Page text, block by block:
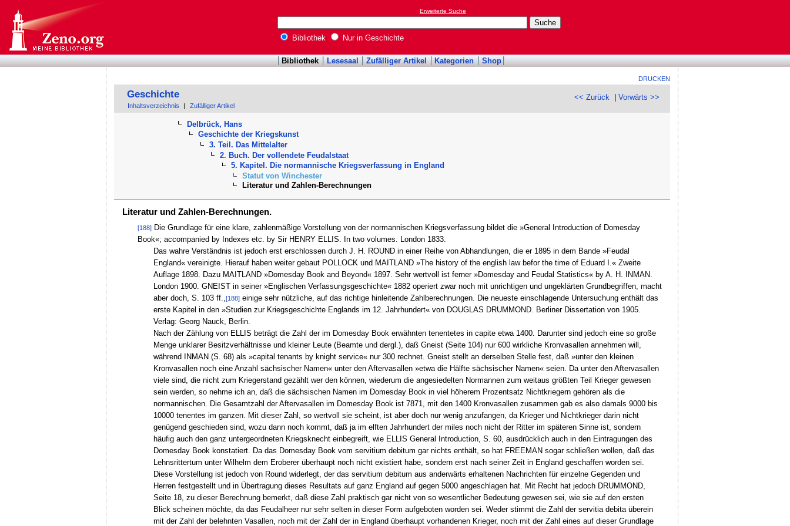
Erweiterte Suche
Bibliothek Nur in Geschichte
Bibliothek Lesesaal Zufälliger Artikel Kategorien Shop
DRUCKEN
<< Zurück |Vorwärts >>
Geschichte
Inhaltsverzeichnis Zufälliger Artikel
Delbrück, Hans
Geschichte der Kriegskunst
3. Teil. Das Mittelalter
2. Buch. Der vollendete Feudalstaat
5. Kapitel. Die normannische Kriegsverfassung in England
Statut von Winchester
Literatur und Zahlen-Berechnungen
Literatur und Zahlen-Berechnungen.
[188] Die Grundlage für eine klare, zahlenmäßige Vorstellung von der normannischen Kriegsverfassung bildet die »General Introduction of Domesday
Book«; accompanied by Indexes etc. by Sir HENRY ELLIS. In two volumes. London 1833.
Das wahre Verständnis ist jedoch erst erschlossen durch J. H. ROUND in einer Reihe von Abhandlungen, die er 1895 in dem Bande »Feudal
England« vereinigte. Hierauf haben weiter gebaut POLLOCK und MAITLAND »The history of the english law befor the time of Eduard I.« Zweite
Auflage 1898. Dazu MAITLAND »Domesday Book and Beyond« 1897. Sehr wertvoll ist ferner »Domesday and Feudal Statistics« by A. H. INMAN.
London 1900. GNEIST in seiner »Englischen Verfassungsgeschichte« 1882 operiert zwar noch mit unrichtigen und ungeklärten Grundbegriffen, macht
aber doch, S. 103 ff.,
[188]einige sehr nützliche, auf das richtige hinleitende Zahlberechnungen. Die neueste einschlagende Untersuchung enthält das
erste Kapitel in den »Studien zur Kriegsgeschichte Englands im 12. Jahrhundert« von DOUGLAS DRUMMOND. Berliner Dissertation von 1905.
Verlag: Georg Nauck, Berlin.
Nach der Zählung von ELLIS beträgt die Zahl der im Domesday Book erwähnten tenentetes in capite etwa 1400. Darunter sind jedoch eine so große
Menge unklarer Besitzverhältnisse und kleiner Leute (Beamte und dergl.), daß Gneist (Seite 104) nur 600 wirkliche Kronvasallen annehmen will,
während INMAN (S. 68) als »capital tenants by knight service« nur 300 rechnet. Gneist stellt an derselben Stelle fest, daß »unter den kleinen
Kronvasallen noch eine Anzahl sächsischer Namen« unter den Aftervasallen »etwa die Hälfte sächsischer Namen« seien. Da unter den Aftervasallen
viele sind, die nicht zum Kriegerstand gezählt wer den können, wiederum die angesiedelten Normannen zum weitaus größten Teil Krieger gewesen
sein werden, so nehme ich an, daß die sächsischen Namen im Domesday Book in viel höherem Prozentsatz Nichtkriegern gehören als die
normannischen. Die Gesamtzahl der Aftervasallen im Domesday Book ist 7871, mit den 1400 Kronvasallen zusammen gab es also damals 9000 bis
10000 tenentes im ganzen. Mit dieser Zahl, so wertvoll sie scheint, ist aber doch nur wenig anzufangen, da Krieger und Nichtkrieger darin nicht
genügend geschieden sind, wozu dann noch kommt, daß ja im elften Jahrhundert der miles noch nicht der Ritter im späteren Sinne ist, sondern
häufig auch den ganz untergeordneten Kriegsknecht einbegreift, wie ELLIS General Introduction, S. 60, ausdrücklich auch in den Eintragungen des
Domesday Book konstatiert. Da das Domesday Book vom servitium debitum gar nichts enthält, so hat FREEMAN sogar schließen wollen, daß das
Lehnsrittertum unter Wilhelm dem Eroberer überhaupt noch nicht existiert habe, sondern erst nach seiner Zeit in England geschaffen worden sei.
Diese Vorstellung ist jedoch von Round widerlegt, der das servitium debitum aus anderwärts erhaltenen Nachrichten für einzelne Gegenden und
Herren festgestellt und in Übertragung dieses Resultats auf ganz England auf gegen 5000 angeschlagen hat. Mit Recht hat jedoch DRUMMOND,
Seite 18, zu dieser Berechnung bemerkt, daß diese Zahl praktisch gar nicht von so wesentlicher Bedeutung gewesen sei, wie sie auf den ersten
Blick scheinen möchte, da das Feudalheer nur sehr selten in dieser Form aufgeboten worden sei. Weder stimmt die Zahl der servitia debita überein
mit der Zahl der belehnten Vasallen, noch mit der Zahl der in England überhaupt vorhandenen Krieger, noch mit der Zahl eines auf dieser Grundlage